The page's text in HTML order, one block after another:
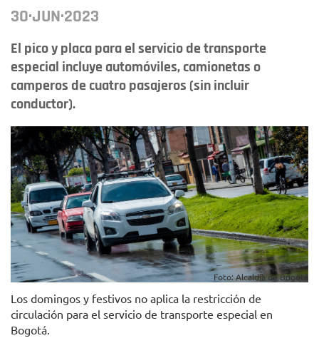
30·JUN·2023
El pico y placa para el servicio de transporte
especial incluye automóviles, camionetas o
camperos de cuatro pasajeros (sin incluir
conductor).
Foto: Alcaldía de Bogotá
Los domingos y festivos no aplica la restricción de
circulación para el servicio de transporte especial en
Bogotá.